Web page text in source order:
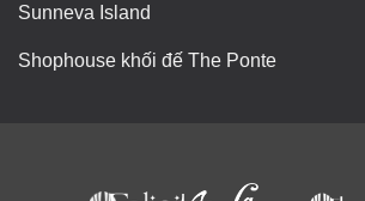
Sunneva Island
Shophouse khối đế The Ponte